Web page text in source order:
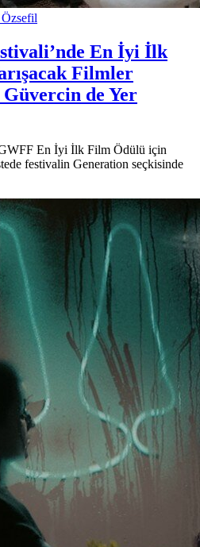
En İyi İlk
Filmler
Güvercin de Yer
En İyi İlk Film Ödülü için
festivalin Generation seçkisinde